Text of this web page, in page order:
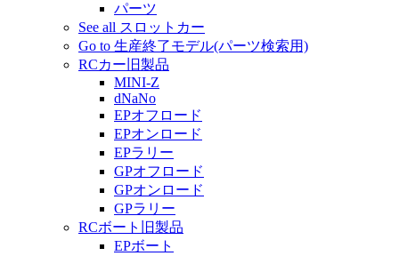
パーツ
See all スロットカー
Go to 生産終了モデル(パーツ検索用)
RCカー旧製品
MINI-Z
dNaNo
EPオフロード
EPオンロード
EPラリー
GPオフロード
GPオンロード
GPラリー
RCボート旧製品
EPボート